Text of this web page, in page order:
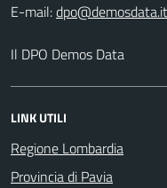
E-mail:
Il DPO Demos Data
LINK UTILI
Regione Lombardia
Provincia di Pavia